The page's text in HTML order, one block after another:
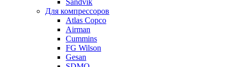
Для компрессоров
Atlas Copco
Airman
Cummins
FG Wilson
Gesan